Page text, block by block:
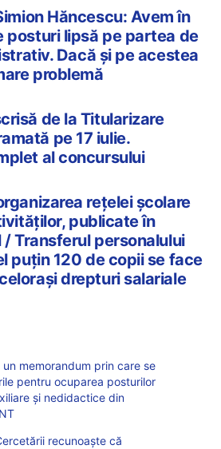
Hăncescu: Avem în
posturi lipsă pe partea de
Dacă și pe acestea
problemă
de la Titularizare
pe 17 iulie.
al concursului
rețelei școlare
publicate în
Transferul personalului
puțin 120 de copii se face
drepturi salariale
memorandum prin care se
pentru ocuparea posturilor
și nedidactice din
recunoaște că